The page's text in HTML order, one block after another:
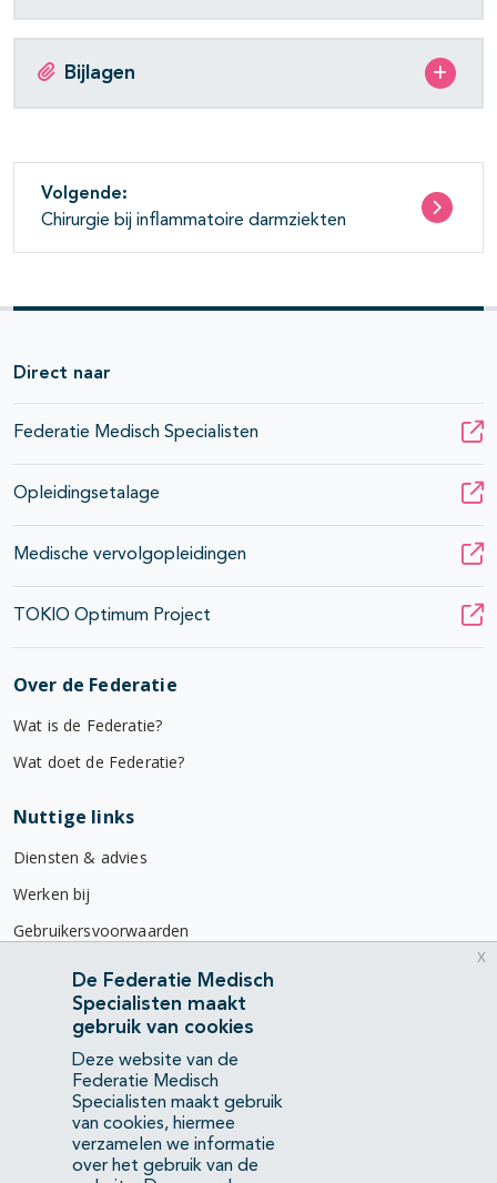
Bijlagen
Volgende:
Chirurgie bij inflammatoire darmziekten
Direct naar
Federatie Medisch Specialisten
Opleidingsetalage
Medische vervolgopleidingen
TOKIO Optimum Project
Over de Federatie
Wat is de Federatie?
Wat doet de Federatie?
Nuttige links
Diensten & advies
Werken bij
Gebruikersvoorwaarden
Privacyverklaring
Contact
Mercatorlaan 1200
3528 BL Utrecht
(088) 505 34 34
info@richtlijnendatabase.nl
De Federatie Medisch
Specialisten maakt
gebruik van cookies
Deze website van de
Federatie Medisch
Specialisten maakt gebruik
van cookies, hiermee
verzamelen we informatie
over het gebruik van de
x